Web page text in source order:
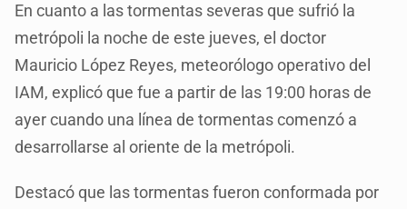
En cuanto a las tormentas severas que sufrió la
metrópoli la noche de este jueves, el doctor
Mauricio López Reyes, meteorólogo operativo del
IAM, explicó que fue a partir de las 19:00 horas de
ayer cuando una línea de tormentas comenzó a
desarrollarse al oriente de la metrópoli.
Destacó que las tormentas fueron conformada por